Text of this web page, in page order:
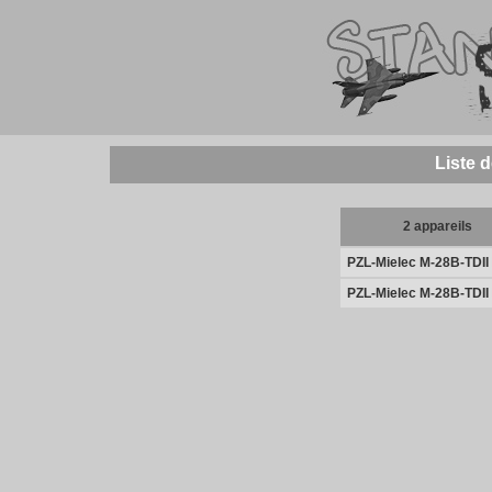
Liste
2 appareils
PZL-Mielec M-28B-
PZL-Mielec M-28B-